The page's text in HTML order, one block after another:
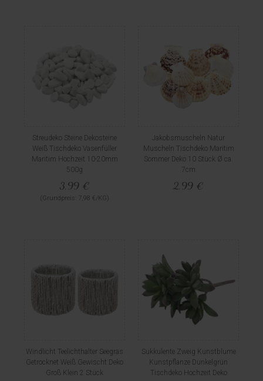
Streudeko Steine Dekosteine
Weiß Tischdeko Vasenfüller
Maritim Hochzeit 10-20mm
500g
3,99 €
(Grundpreis: 7,98 €/KG)
Jakobsmuscheln Natur
Muscheln Tischdeko Maritim
Sommer Deko 10 Stück Ø ca.
7cm
2,99 €
Windlicht Teelichthalter Seegras
Getrocknet Weiß Gewischt Deko
Groß Klein 2 Stück
Sukkulente Zweig Kunstblume
Kunstpflanze Dunkelgrün
Tischdeko Hochzeit Deko